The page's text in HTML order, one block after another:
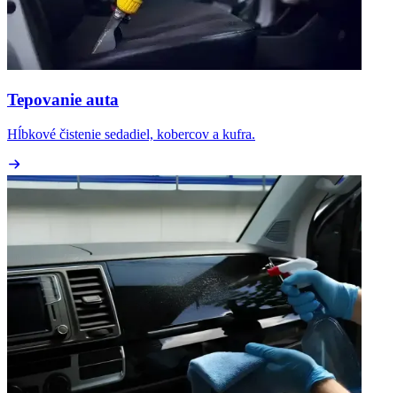
Tepovanie auta
Hĺbkové čistenie sedadiel, kobercov a kufra.